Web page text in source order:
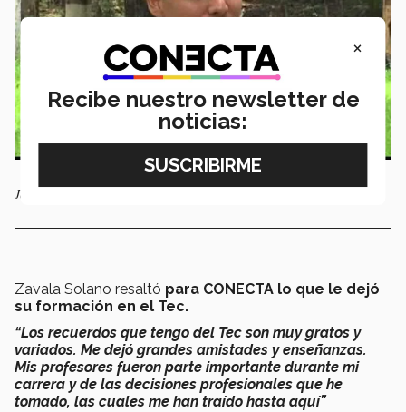
Jorge Zavala. Foto: YouTube Puebla Noticias
Zavala Solano resaltó para CONECTA lo que le dejó
su formación en el Tec.
“Los recuerdos que tengo del Tec son muy gratos y
variados. Me dejó grandes amistades y enseñanzas.
Mis profesores fueron parte importante durante mi
carrera y de las decisiones profesionales que he
tomado, las cuales me han traído hasta aquí”
×
Recibe nuestro newsletter de
noticias: